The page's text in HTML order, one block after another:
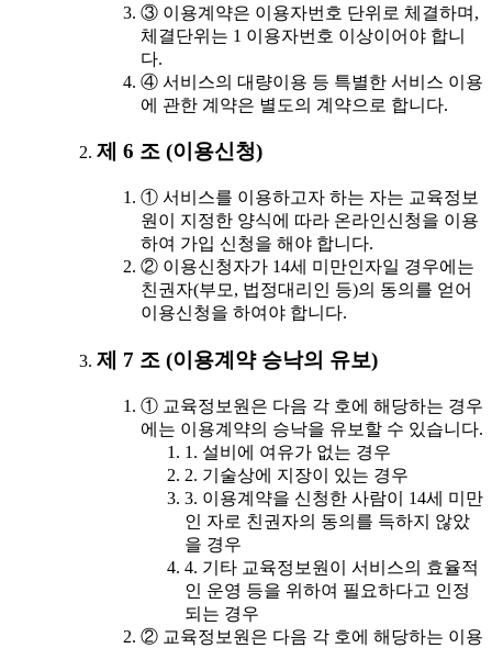
③ 이용계약은 이용자번호 단위로 체결하며,
체결단위는 1 이용자번호 이상이어야 합니
다.
④ 서비스의 대량이용 등 특별한 서비스 이용
에 관한 계약은 별도의 계약으로 합니다.
제 6 조 (이용신청)
① 서비스를 이용하고자 하는 자는 교육정보
원이 지정한 양식에 따라 온라인신청을 이용
하여 가입 신청을 해야 합니다.
② 이용신청자가 14세 미만인자일 경우에는
친권자(부모, 법정대리인 등)의 동의를 얻어
이용신청을 하여야 합니다.
제 7 조 (이용계약 승낙의 유보)
① 교육정보원은 다음 각 호에 해당하는 경우
에는 이용계약의 승낙을 유보할 수 있습니다.
1. 설비에 여유가 없는 경우
2. 기술상에 지장이 있는 경우
3. 이용계약을 신청한 사람이 14세 미만
인 자로 친권자의 동의를 득하지 않았
을 경우
4. 기타 교육정보원이 서비스의 효율적
인 운영 등을 위하여 필요하다고 인정
되는 경우
② 교육정보원은 다음 각 호에 해당하는 이용